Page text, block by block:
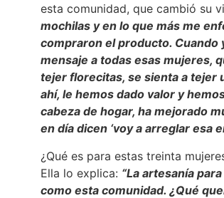
esta comunidad, que cambió su
mochilas y en lo que más me
compraron el producto.
mensaje a todas esas mujeres,
tejer florecitas, se sienta a tejer
ahí, le hemos dado valor y
cabeza de hogar, ha mejorado
en día dicen ‘voy a arreglar esa
¿Qué es para estas treinta
Ella lo explica: “La artesanía
como esta comunidad. ¿Qué